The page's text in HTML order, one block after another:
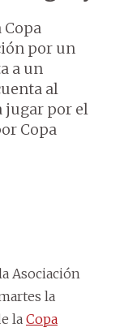
Copa
por un
a un
al
jugar por el
Copa
Asociación
la
la Copa